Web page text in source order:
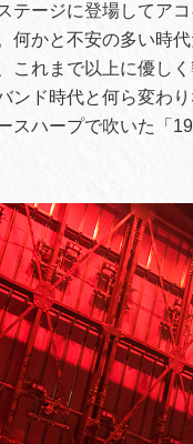
テージに登場してア
何かと不安の多い時
これまで以上に優し
ンド時代と何ら変わ
スハープで吹いた「